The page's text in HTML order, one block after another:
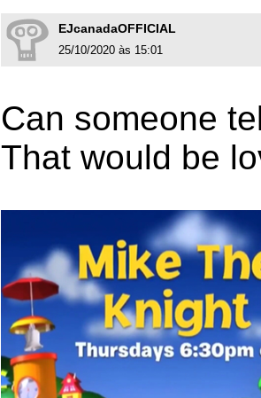
EJcanadaOFFICIAL
25/10/2020 às 15:01
Can someone
That would be